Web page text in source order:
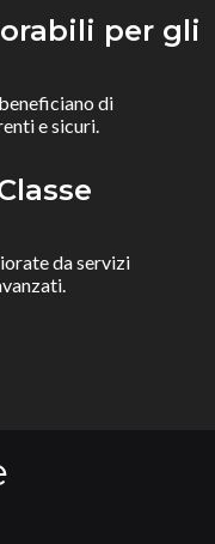
per gli
di
e sicuri.
da servizi